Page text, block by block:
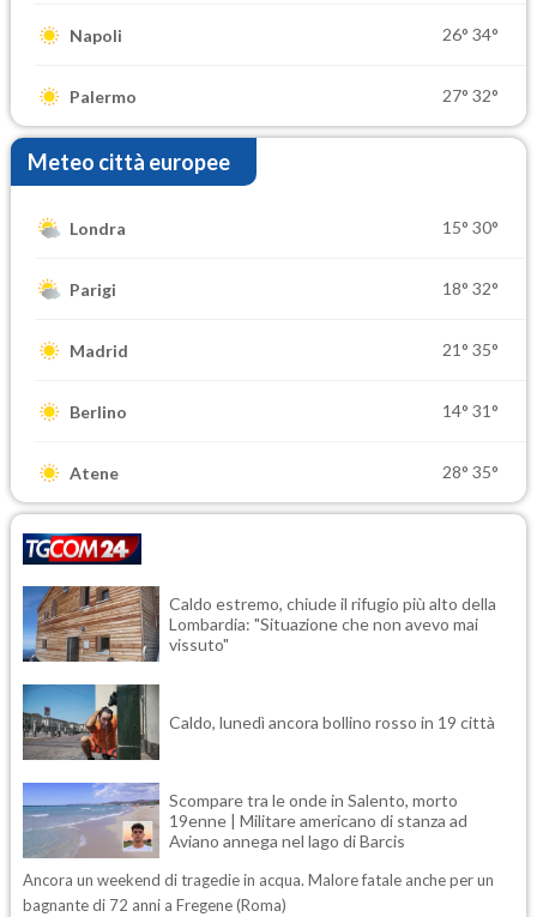
Napoli 26° 34°
Palermo 27° 32°
Meteo città europee
Londra 15° 30°
Parigi 18° 32°
Madrid 21° 35°
Berlino 14° 31°
Atene 28° 35°
Caldo estremo, chiude il rifugio più alto della
Lombardia: "Situazione che non avevo mai
vissuto"
Caldo, lunedì ancora bollino rosso in 19 città
Scompare tra le onde in Salento, morto
19enne | Militare americano di stanza ad
Aviano annega nel lago di Barcis
Ancora un weekend di tragedie in acqua. Malore fatale anche per un
bagnante di 72 anni a Fregene (Roma)